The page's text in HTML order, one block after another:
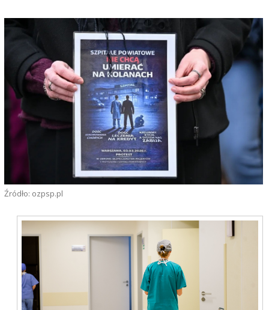
Źródło: ozpsp.pl